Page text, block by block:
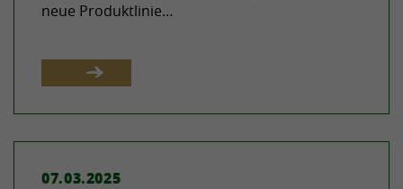
neue Produktlinie…
07.03.2025